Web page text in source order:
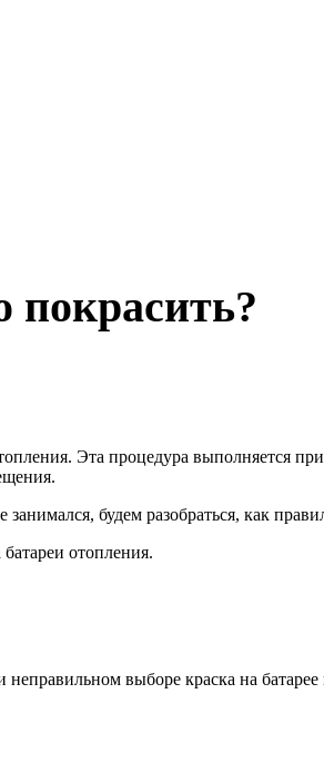
покрасить?
Эта процедура выполняется
будем разобраться, как
отопления.
выборе краска на